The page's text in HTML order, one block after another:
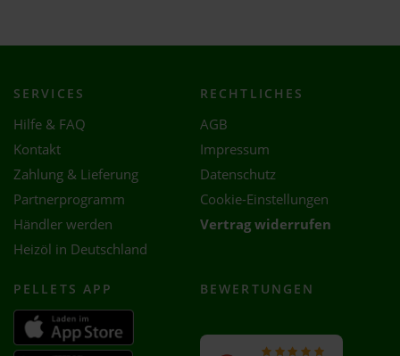
SERVICES
Hilfe & FAQ
Kontakt
Zahlung & Lieferung
Partnerprogramm
Händler werden
Heizöl in Deutschland
RECHTLICHES
AGB
Impressum
Datenschutz
Cookie-Einstellungen
Vertrag widerrufen
PELLETS APP BEWERTUNGEN